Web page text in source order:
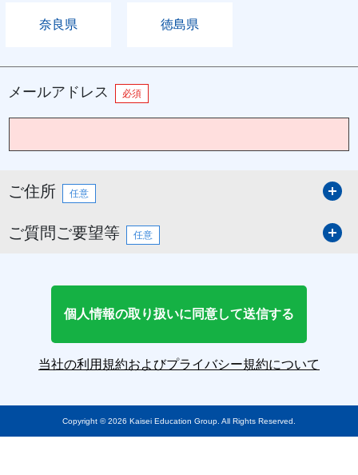
奈良県 徳島県
メールアドレス 必須
ご住所 任意
ご質問ご要望等 任意
個人情報の取り扱いに同意して送信する
当社の利用規約およびプライバシー規約について
Copyright © 2026 Kaisei Education Group. All Rights Reserved.